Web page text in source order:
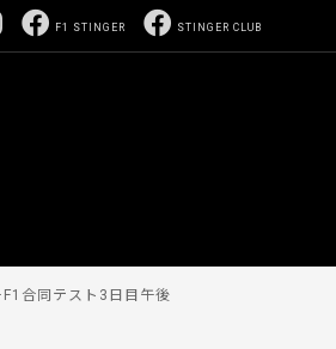
STINGER CLUB
F1 STINGER
合同テスト3日目午後